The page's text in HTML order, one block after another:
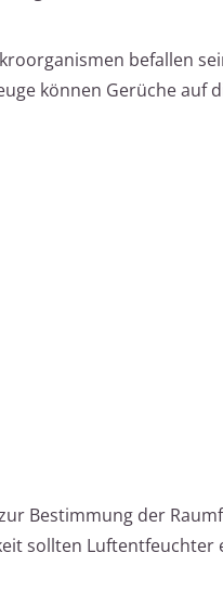
befallen
können Gerüche auf
Bestimmung der
sollten Luftentfeuchter